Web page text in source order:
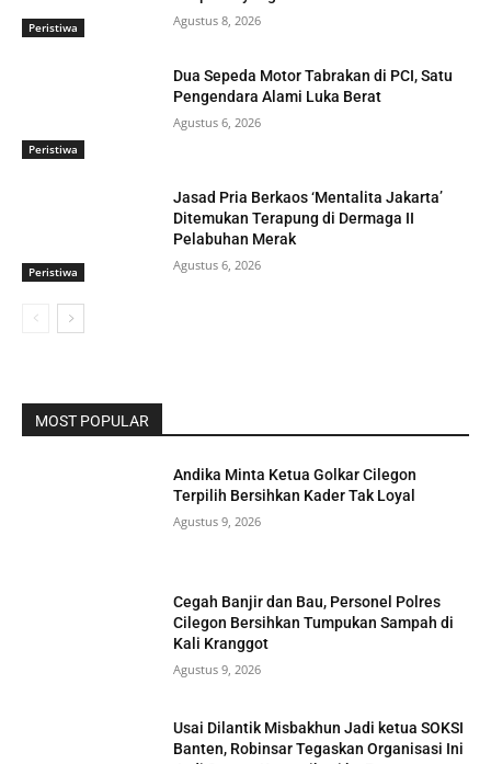
Peristiwa Agustus 8, 2026
Peristiwa
Dua Sepeda Motor Tabrakan di PCI, Satu
Pengendara Alami Luka Berat
Agustus 6, 2026
Peristiwa
Jasad Pria Berkaos ‘Mentalita Jakarta’
Ditemukan Terapung di Dermaga II
Pelabuhan Merak
Agustus 6, 2026
MOST POPULAR
Andika Minta Ketua Golkar Cilegon
Terpilih Bersihkan Kader Tak Loyal
Agustus 9, 2026
Cegah Banjir dan Bau, Personel Polres
Cilegon Bersihkan Tumpukan Sampah di
Kali Kranggot
Agustus 9, 2026
Usai Dilantik Misbakhun Jadi ketua SOKSI
Banten, Robinsar Tegaskan Organisasi Ini